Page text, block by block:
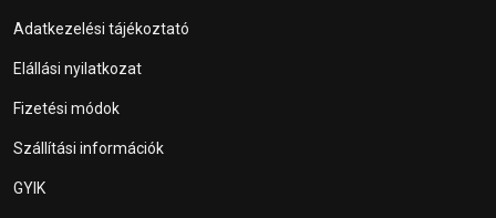
Adatkezelési tájékoztató
Elállási nyilatkozat
Fizetési módok
Szállítási információk
GYIK